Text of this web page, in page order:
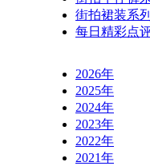
街拍裙装系
每日精彩点
2026年
2025年
2024年
2023年
2022年
2021年